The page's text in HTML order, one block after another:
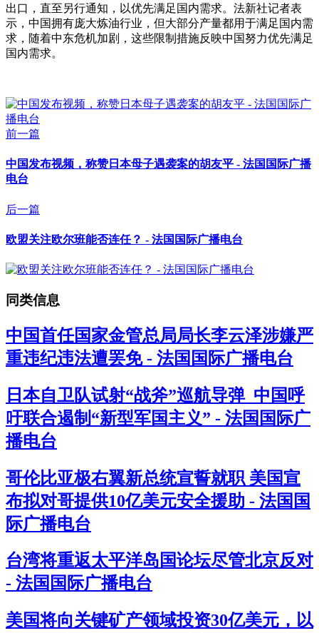
出口，直至另行通知，以优先满足国内需求。法新社记者表
示，中国拥有庞大炼油行业，但大部分产量都用于满足国内需
求，随着中东危机加剧，这些限制措施反映中国努力优先满足
国内需求。
前一篇
中国发布视频，称赞日本母子遇袭案的胡友平 - 法国国际广播
电台
后一篇
欧盟关注欧尔班能否连任？ - 法国国际广播电台
同类信息
中国首任国家金管总局局长李云泽涉嫌严
重违纪违法遭罢免 - 法国国际广播电台
日本自卫队试射“战斧”巡航导弹 中国呼
吁联合遏制“新型军国主义” - 法国国际广
播电台
哥伦比亚极右翼新总统宣誓就职 美国宣
布拟对哥提供10亿美元安全援助 - 法国国
际广播电台
台湾将重返太平洋岛国论坛尽管北京反对
- 法国国际广播电台
美国将向关键矿产领域投资30亿美元，以